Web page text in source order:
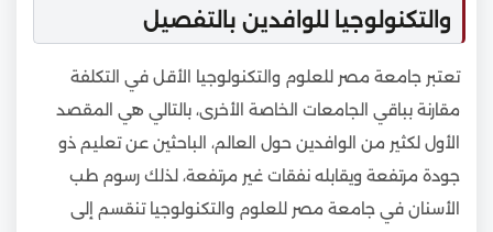
والتكنولوجيا للوافدين بالتفصيل
تعتبر جامعة مصر للعلوم والتكنولوجيا الأقل في التكلفة
مقارنة بباقي الجامعات الخاصة الأخرى، بالتالي هي المقصد
الأول لكثير من الوافدين حول العالم، الباحثين عن تعليم ذو
جودة مرتفعة ويقابله نفقات غير مرتفعة، لذلك رسوم طب
الأسنان في جامعة مصر للعلوم والتكنولوجيا تنقسم إلى